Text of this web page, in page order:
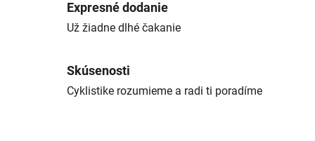
Expresné dodanie
Už žiadne dlhé čakanie
Skúsenosti
Cyklistike rozumieme a radi ti poradíme